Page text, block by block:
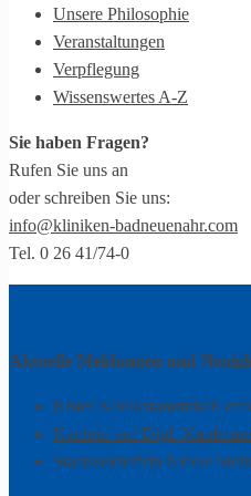
Unsere Philosophie
Veranstaltungen
Verpflegung
Wissenswertes A-Z
Sie haben Fragen?
Rufen Sie uns an
oder schreiben Sie uns:
info@kliniken-badneuenahr.com
Tel. 0 26 41/74-0
Aktuelle Meldungen und
Erster Klinikstammtisch
Nachruf auf Dipl.-
Staatssekretärin Nicole